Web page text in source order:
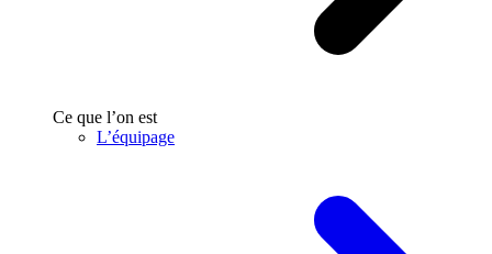
Ce que l’on est
L’équipage